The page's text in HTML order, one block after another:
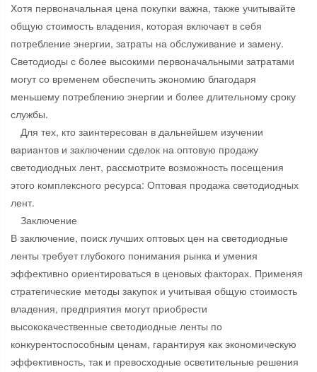
Хотя первоначальная цена покупки важна, также учитывайте
общую стоимость владения, которая включает в себя
потребление энергии, затраты на обслуживание и замену.
Светодиоды с более высокими первоначальными затратами
могут со временем обеспечить экономию благодаря
меньшему потреблению энергии и более длительному сроку
службы.
Для тех, кто заинтересован в дальнейшем изучении
вариантов и заключении сделок на оптовую продажу
светодиодных лент, рассмотрите возможность посещения
этого комплексного ресурса: Оптовая продажа светодиодных
лент.
Заключение
В заключение, поиск лучших оптовых цен на светодиодные
ленты требует глубокого понимания рынка и умения
эффективно ориентироваться в ценовых факторах. Применяя
стратегические методы закупок и учитывая общую стоимость
владения, предприятия могут приобрести
высококачественные светодиодные ленты по
конкурентоспособным ценам, гарантируя как экономическую
эффективность, так и превосходные осветительные решения